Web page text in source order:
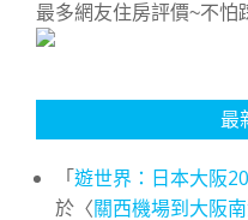
最多網友住房評價~不怕
最
「遊世界：日本大阪
於〈關西機場到大阪